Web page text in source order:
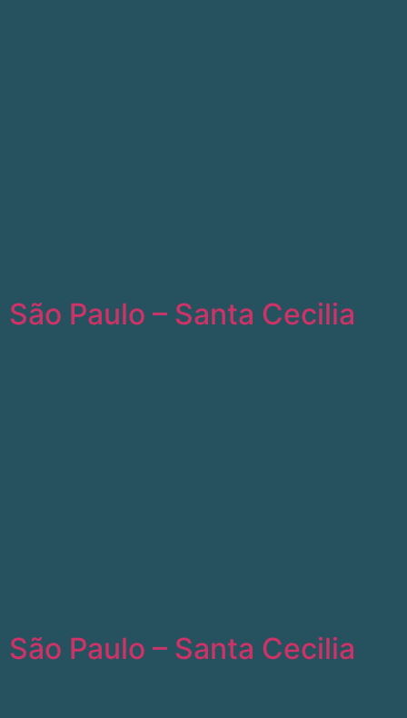
São Paulo – Santa Cecilia
São Paulo – Santa Cecilia